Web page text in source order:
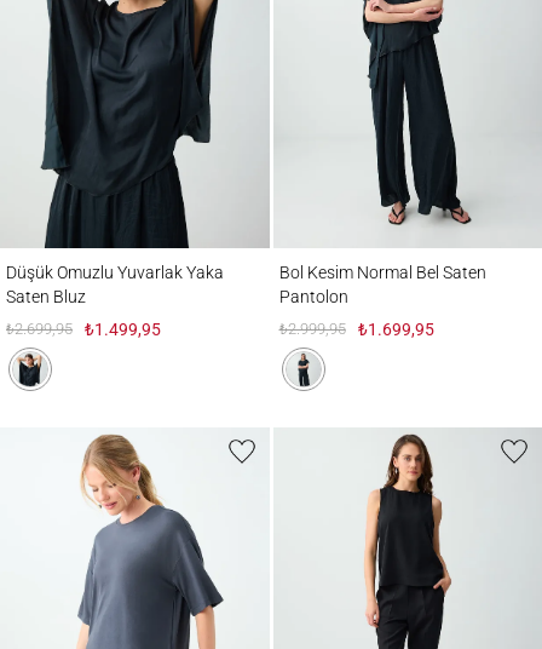
Düşük Omuzlu Yuvarlak Yaka
Saten Bluz
₺2.699,95 ₺1.499,95
Bol Kesim Normal Bel Saten
Pantolon
₺2.999,95 ₺1.699,95